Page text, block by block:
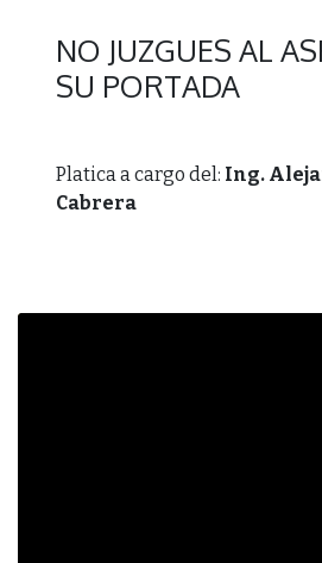
NO JUZGUES AL
SU PORTADA
Platica a cargo del: Ing.
Cabrera